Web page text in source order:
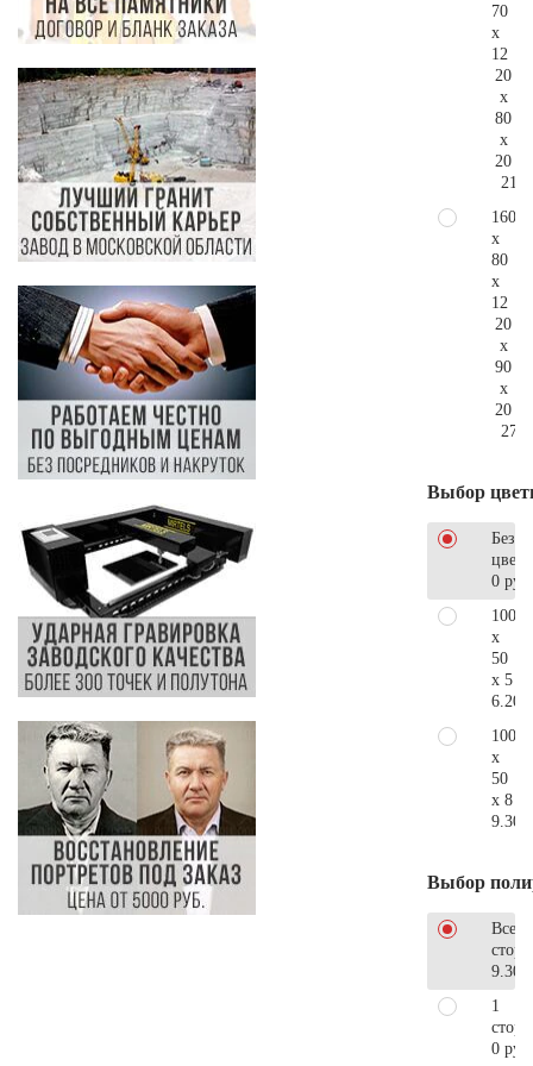
70
x
12
20
x
80
x
20
160
x
80
x
12
20
x
90
x
20
Выбор
Без
0 руб.
100
x
50
x 5
100
x
50
x 8
Выбор
Все
1
0 руб.